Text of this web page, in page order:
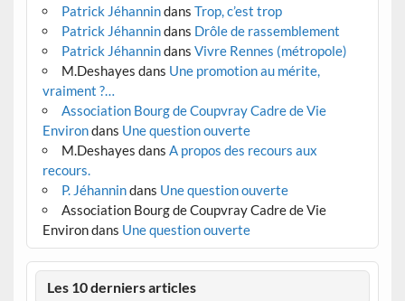
Patrick Jéhannindans Trop, c’est trop
Patrick Jéhannindans Drôle de rassemblement
Patrick Jéhannindans Vivre Rennes (métropole)
M.Deshayes dans Une promotion au mérite,
vraiment ?…
Association Bourg de Coupvray Cadre de Vie
Environdans Une question ouverte
M.Deshayes dans A propos des recours aux
recours.
P. Jéhannindans Une question ouverte
Association Bourg de Coupvray Cadre de Vie
Environdans Une question ouverte
Les 10 derniers articles